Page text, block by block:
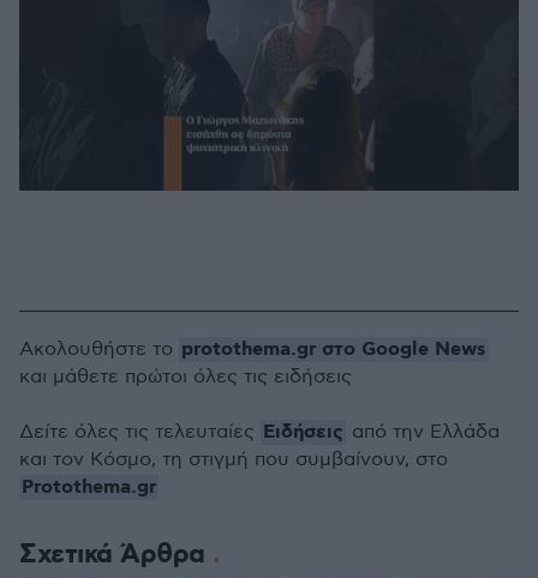
Σχετικά Άρθρα
Ακολουθήστε το protothema.gr στο Google News
και μάθετε πρώτοι όλες τις ειδήσεις
Δείτε όλες τις τελευταίες Ειδήσεις από την Ελλάδα
και τον Κόσμο, τη στιγμή που συμβαίνουν, στο
Protothema.gr